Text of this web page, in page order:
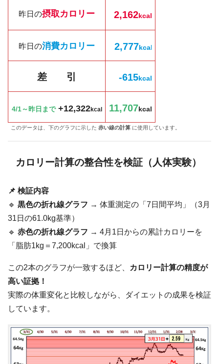
昨日の摂取カロリー 2,162kcal
昨日の消費カロリー 2,777kcal
差 引 -615kcal
4/1～昨日まで +12,322kcal 11,707kcal
このデータは、下のグラフに示した 赤い線の計算 に使用しています。
カロリー計算の整合性を検証（人体実験）
📌 検証内容
🔹 黒色の折れ線グラフ → 体重測定の「7日間平均」（3月
31日の61.0kg基準）
🔹 赤色の折れ線グラフ → 4月1日からの累計カロリーを
「脂肪1kg＝7,200kcal」で換算
この2本のグラフが一致するほど、
カロリー計算の精度が
高い証拠！
実際の体重変化と比較しながら、ダイエットの成果を検証
しています。